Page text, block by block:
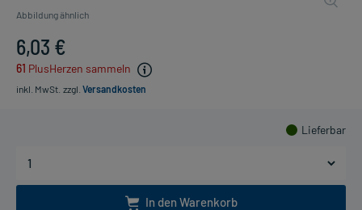
Abbildung ähnlich
6,03 €
61 PlusHerzen sammeln
inkl. MwSt. zzgl. Versandkosten
Lieferbar
In den Warenkorb